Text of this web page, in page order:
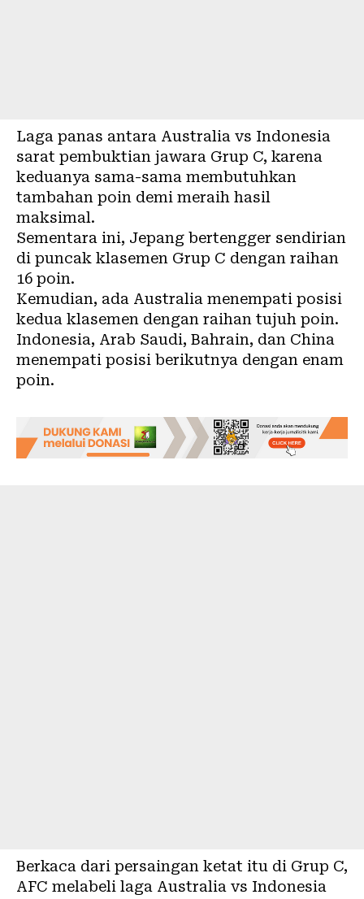
Laga panas antara Australia vs Indonesia
sarat pembuktian jawara Grup C, karena
keduanya sama-sama membutuhkan
tambahan poin demi meraih hasil
maksimal.
Sementara ini, Jepang bertengger sendirian
di puncak klasemen Grup C dengan raihan
16 poin.
Kemudian, ada Australia menempati posisi
kedua klasemen dengan raihan tujuh poin.
Indonesia, Arab Saudi, Bahrain, dan China
menempati posisi berikutnya dengan enam
poin.
Berkaca dari persaingan ketat itu di Grup C,
AFC melabeli laga Australia vs Indonesia